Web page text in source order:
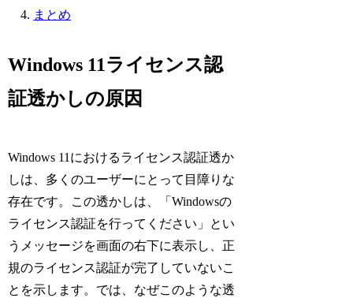
まとめ
Windows 11ライセンス認
証透かしの原因
Windows 11におけるライセンス認証透か
しは、多くのユーザーにとって目障りな
存在です。この透かしは、「Windowsの
ライセンス認証を行ってください」とい
うメッセージを画面の右下に表示し、正
規のライセンス認証が完了していないこ
とを示します。では、なぜこのような透